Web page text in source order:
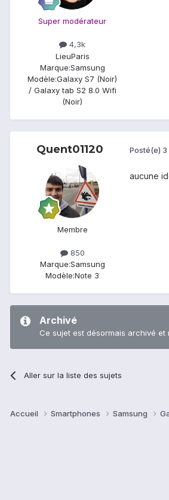
Super modérateur
4,3k
LieuParis
Marque:Samsung
Modèle:Galaxy S7 (Noir)
/ Galaxy tab S2 8.0 Wifi
(Noir)
Quent01120
Membre
850
Marque:Samsung
Modèle:Note 3
Posté(e) 3
aucune
Archivé
Ce sujet est désormais archivé
Aller sur la liste des sujets
Accueil Smartphones Samsung